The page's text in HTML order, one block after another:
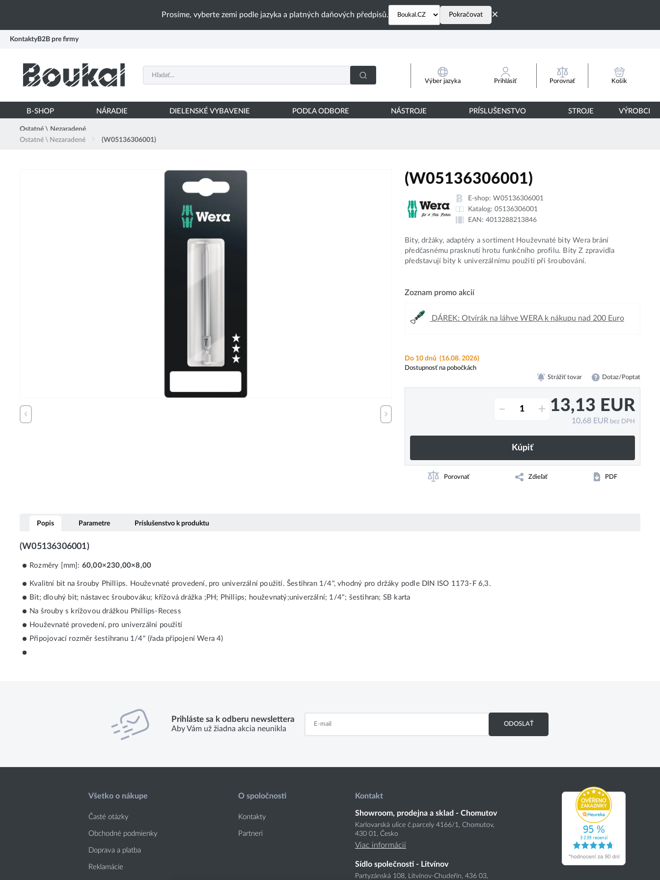
Prosíme, vyberte zemi podle jazyka a platných daňových předpisů. Pokračovat ×
Kontakty B2B pre firmy
Výber jazyka Prihlásiť Porovnať Košík
B-SHOP NÁRADIE DIELENSKÉ VYBAVENIE PODĽA ODBORE NÁSTROJE PRÍSLUŠENSTVO STROJE VÝROBCI
Ostatné \ Nezaradené
Ostatné \ Nezaradené
(W05136306001)
(W05136306001)
E-shop: W05136306001
Katalog: 05136306001
EAN: 4013288213846
Bity, držáky, adaptéry a sortiment Houževnaté bity Wera brání
předčasnému prasknutí hrotu funkčního profilu. Bity Z zpravidla
představují bity k univerzálnímu použití při šroubování.
Zoznam promo akcií
DÁREK: Otvírák na láhve WERA k nákupu nad 200 Euro
Do 10 dnů (16.08. 2026)
Dostupnosť na pobočkách
Strážiť tovar Dotaz/Poptat
– + 13,13 EUR
10,68 EUR bez DPH
Kúpiť
Porovnať Zdieľať PDF
Popis Parametre Príslušenstvo k produktu
(W05136306001)
Rozměry [mm]: 60,00×230,00×8,00
Kvalitní bit na šrouby Phillips. Houževnaté provedení, pro univerzální použití. Šestihran 1/4", vhodný pro držáky podle DIN ISO 1173-F 6,3.
Bit; dlouhý bit; nástavec šroubováku; křížová drážka ;PH; Phillips; houževnatý;univerzální; 1/4"; šestihran; SB karta
Na šrouby s krížovou drážkou Phillips-Recess
Houževnaté provedení, pro univerzální použití
Připojovací rozměr šestihranu 1/4" (řada připojení Wera 4)
Prihláste sa k odberu newslettera
Aby Vám už žiadna akcia neunikla
ODOSLAŤ
Všetko o nákupe
Časté otázky
Obchodné podmienky
Doprava a platba
Reklamácie
O spoločnosti
Kontakty
Partneri
Kontakt
Showroom, prodejna a sklad - Chomutov
Karlovarská ulice č.parcely 4166/1, Chomutov,
430 01, Česko
Viac informácií
Sídlo společnosti - Litvínov
Partyzánská 108, Litvínov-Chudeřín, 436 03,